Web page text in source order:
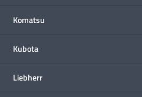
Komatsu
Kubota
Liebherr